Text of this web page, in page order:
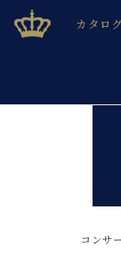
ベヒシュタインジ
BECHSTEIN JAPAN
カタロ
コンサ